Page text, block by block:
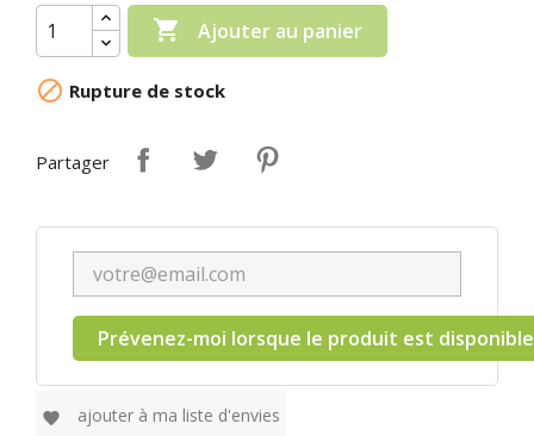
 Ajouter au panier
 Rupture de stock
Partager
Prévenez-moi lorsque le produit est disponible
favorite ajouter à ma liste d'envies